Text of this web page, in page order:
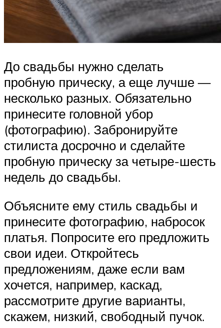
До свадьбы нужно сделать
пробную прическу, а еще лучше —
несколько разных. Обязательно
принесите головной убор
(фотографию). Забронируйте
стилиста досрочно и сделайте
пробную прическу за четыре-шесть
недель до свадьбы.
Объясните ему стиль свадьбы и
принесите фотографию, набросок
платья. Попросите его предложить
свои идеи. Откройтесь
предложениям, даже если вам
хочется, например, каскад,
рассмотрите другие варианты,
скажем, низкий, свободный пучок.